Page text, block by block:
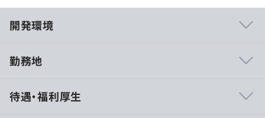
開発環境
■AI×アダプティブラーニング『すらら』
勤務地
待遇・福利厚生